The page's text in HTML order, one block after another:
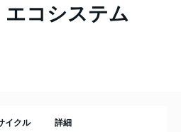
コシステム
イクル 詳細